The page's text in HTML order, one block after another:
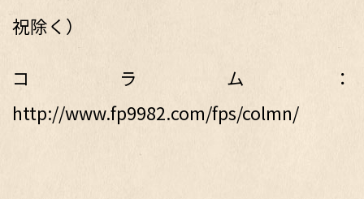
祝除く）
コラム：
http://www.fp9982.com/fps/colmn/